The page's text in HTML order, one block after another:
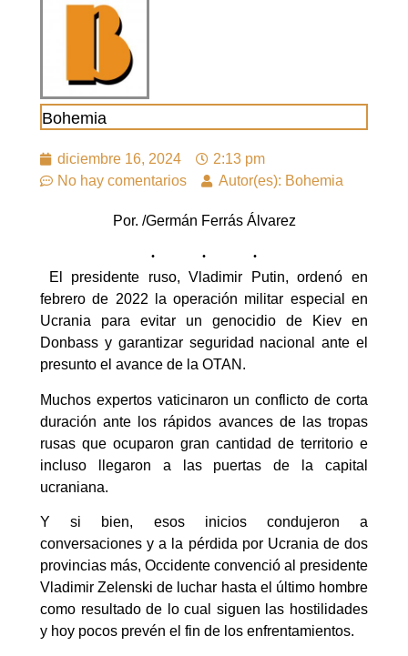
Bohemia
diciembre 16, 2024
2:13 pm
No hay comentarios
Autor(es): Bohemia
Por. /Germán Ferrás Álvarez
El presidente ruso, Vladimir Putin, ordenó en
febrero de 2022 la operación militar especial en
Ucrania para evitar un genocidio de Kiev en
Donbass y garantizar seguridad nacional ante el
presunto el avance de la OTAN.
Muchos expertos vaticinaron un conflicto de corta
duración ante los rápidos avances de las tropas
rusas que ocuparon gran cantidad de territorio e
incluso llegaron a las puertas de la capital
ucraniana.
Y si bien, esos inicios condujeron a
conversaciones y a la pérdida por Ucrania de dos
provincias más, Occidente convenció al presidente
Vladimir Zelenski de luchar hasta el último hombre
como resultado de lo cual siguen las hostilidades
y hoy pocos prevén el fin de los enfrentamientos.